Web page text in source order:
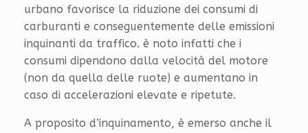
urbano favorisce la riduzione dei consumi di
carburanti e conseguentemente delle emissioni
inquinanti da traffico. è noto infatti che i
consumi dipendono dalla velocità del motore
(non da quella delle ruote) e aumentano in
caso di accelerazioni elevate e ripetute.
A proposito d’inquinamento, è emerso anche il